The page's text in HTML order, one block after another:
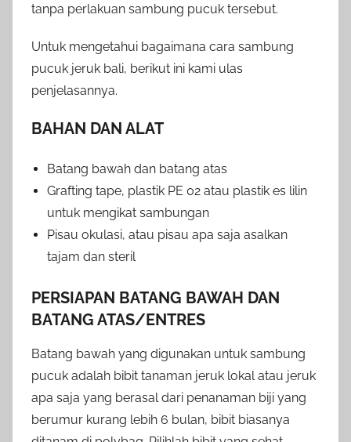
tanpa perlakuan sambung pucuk tersebut.
Untuk mengetahui bagaimana cara sambung
pucuk jeruk bali, berikut ini kami ulas
penjelasannya.
BAHAN DAN ALAT
Batang bawah dan batang atas
Grafting tape, plastik PE 02 atau plastik es lilin
untuk mengikat sambungan
Pisau okulasi, atau pisau apa saja asalkan
tajam dan steril
PERSIAPAN BATANG BAWAH DAN
BATANG ATAS/ENTRES
Batang bawah yang digunakan untuk sambung
pucuk adalah bibit tanaman jeruk lokal atau jeruk
apa saja yang berasal dari penanaman biji yang
berumur kurang lebih 6 bulan, bibit biasanya